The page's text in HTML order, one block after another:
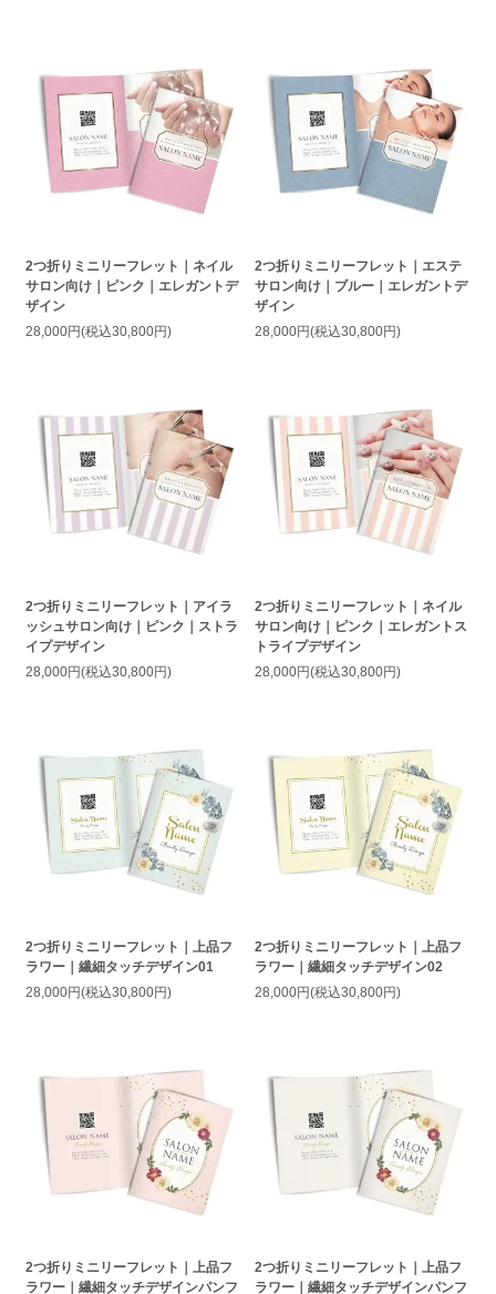
2つ折りミニリーフレット｜ネイル
サロン向け｜ピンク｜エレガントデ
ザイン
28,000円(税込30,800円)
2つ折りミニリーフレット｜エステ
サロン向け｜ブルー｜エレガントデ
ザイン
28,000円(税込30,800円)
2つ折りミニリーフレット｜アイラ
ッシュサロン向け｜ピンク｜ストラ
イプデザイン
28,000円(税込30,800円)
2つ折りミニリーフレット｜ネイル
サロン向け｜ピンク｜エレガントス
トライプデザイン
28,000円(税込30,800円)
2つ折りミニリーフレット｜上品フ
ラワー｜繊細タッチデザイン01
28,000円(税込30,800円)
2つ折りミニリーフレット｜上品フ
ラワー｜繊細タッチデザイン02
28,000円(税込30,800円)
2つ折りミニリーフレット｜上品フ
ラワー｜繊細タッチデザインパンフ
2つ折りミニリーフレット｜上品フ
ラワー｜繊細タッチデザインパンフ